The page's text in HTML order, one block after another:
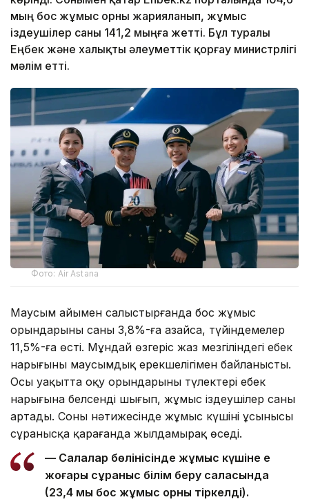
мың бос жұмыс орны жарияланып, жұмыс
іздеушілер саны 141,2 мыңға жетті. Бұл туралы
Еңбек және халықты әлеуметтік қорғау министрлігі
мәлім етті.
Фото: Air Astana
Маусым айымен салыстырғанда бос жұмыс
орындарының саны 3,8%-ға азайса, түйіндемелер
11,5%-ға өсті. Мұндай өзгеріс жаз мезгіліндегі еңбек
нарығының маусымдық ерекшелігімен байланысты.
Осы уақытта оқу орындарының түлектері еңбек
нарығына белсенді шығып, жұмыс іздеушілер саны
артады. Соның нәтижесінде жұмыс күшінің ұсынысы
сұранысқа қарағанда жылдамырақ өседі.
— Салалар бөлінісінде жұмыс күшіне ең
жоғары сұраныс білім беру саласында
(23,4 мың бос жұмыс орны тіркелді).